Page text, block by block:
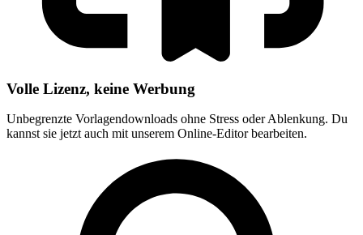
Volle Lizenz, keine Werbung
Unbegrenzte Vorlagendownloads ohne Stress oder Ablenkung. Du
kannst sie jetzt auch mit unserem Online-Editor bearbeiten.